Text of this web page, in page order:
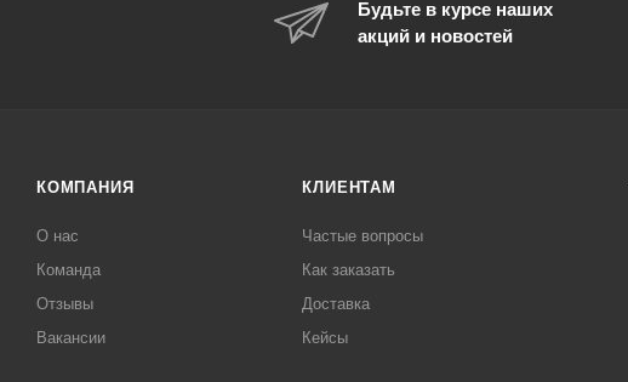
Будьте в курсе наших
акций и новостей
КОМПАНИЯ
О нас
Команда
Отзывы
Вакансии
КЛИЕНТАМ
Частые вопросы
Как заказать
Доставка
Кейсы